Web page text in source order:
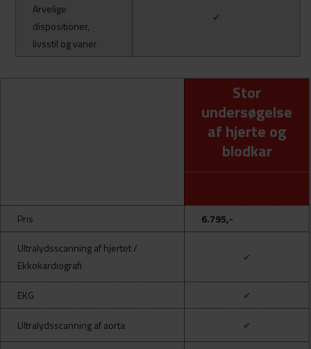
Arvelige
dispositioner,
livsstil og vaner
✔
Stor
undersøgelse
af hjerte og
blodkar
Pris
6.795,-
Ultralydsscanning af hjertet /
Ekkokardiografi
✔
EKG ✔
Ultralydsscanning af aorta ✔